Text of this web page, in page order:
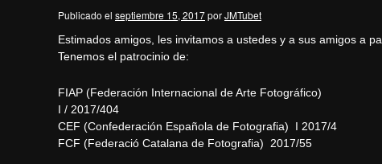
Publicado el septiembre 15, 2017porJMTubet
Estimados amigos, les invitamos a ustedes y a sus amigos a
Tenemos el patrocinio de:
FIAP (Federación Internacional de Arte Fotográfico)
I / 2017/404
CEF (Confederación Española de Fotografia) I 2017/4
FCF (Federació Catalana de Fotografia) 2017/55